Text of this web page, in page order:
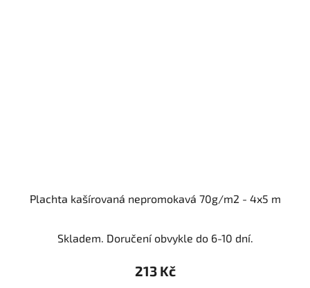
Plachta kašírovaná nepromokavá 70g/m2 - 4x5 m
Skladem. Doručení obvykle do 6-10 dní.
213 Kč